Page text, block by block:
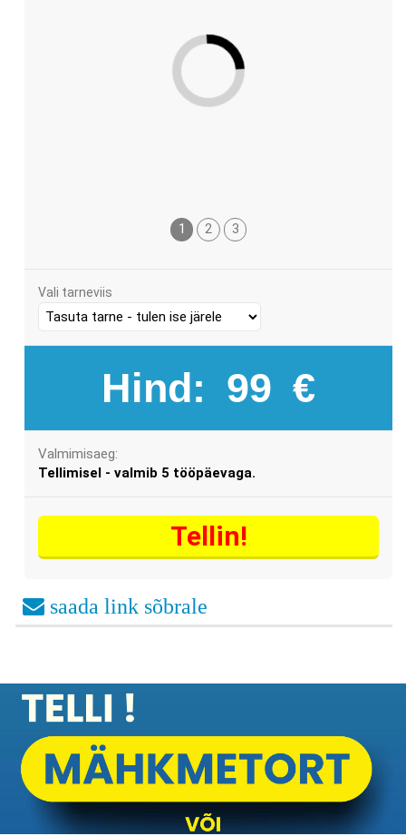
1 2 3
Vali tarneviis
Hind: 99 €
Valmimisaeg:
Tellimisel - valmib 5 tööpäevaga.
Tellin!